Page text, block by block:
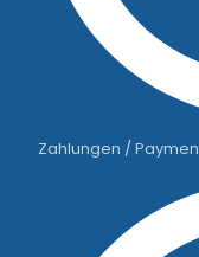
Zahlungen /